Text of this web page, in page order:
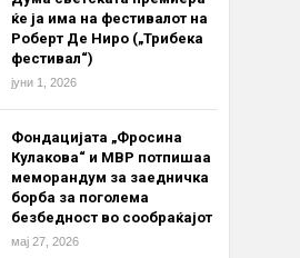
ќе ја има на фестивалот на
Роберт Де Ниро („Трибека
фестивал“)
јуни 1, 2026
Фондацијата „Фросина
Кулакова“ и МВР потпишаа
меморандум за заедничка
борба за поголема
безбедност во сообраќајот
мај 27, 2026